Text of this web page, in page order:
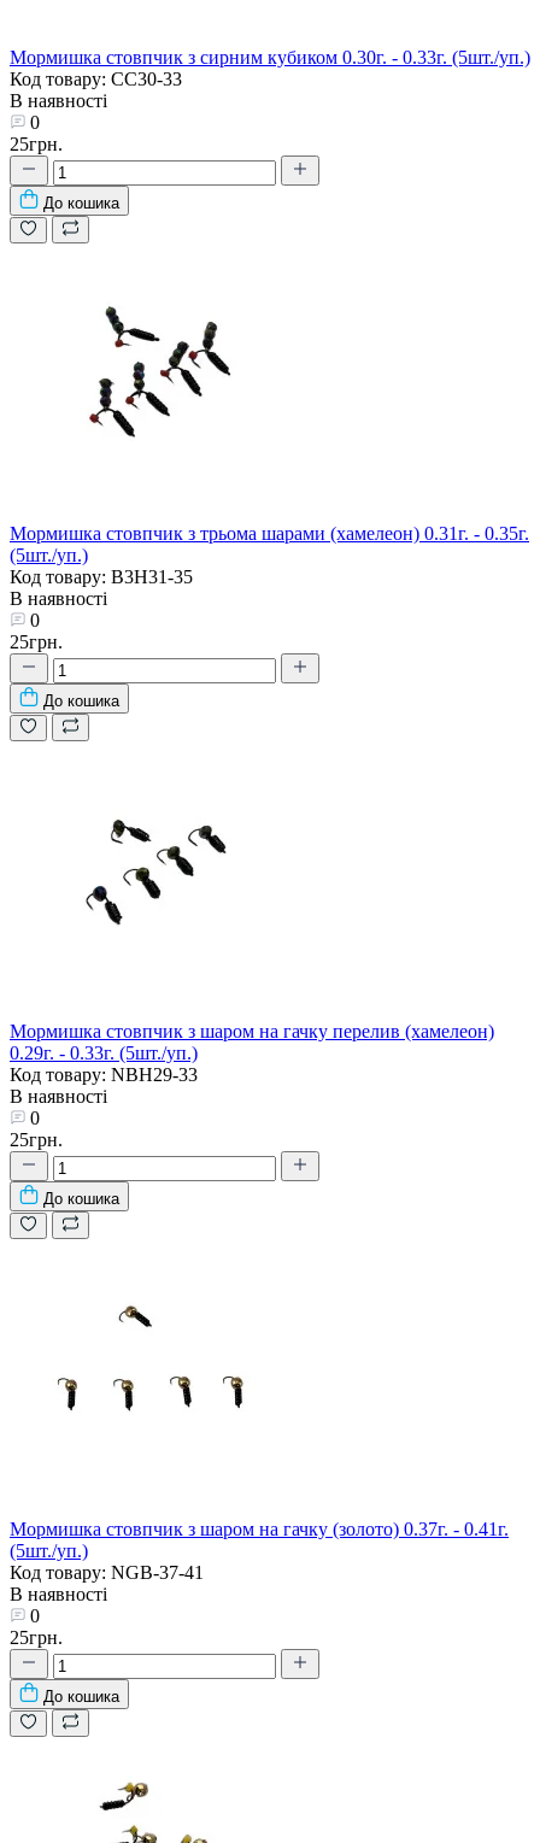
Мормишка стовпчик з сирним кубиком 0.30г. - 0.33г. (5шт./уп.)
Код товару: CC30-33
В наявності
0
25грн.
До кошика
Мормишка стовпчик з трьома шарами (хамелеон) 0.31г. - 0.35г.
(5шт./уп.)
Код товару: B3H31-35
В наявності
0
25грн.
До кошика
Мормишка стовпчик з шаром на гачку перелив (хамелеон)
0.29г. - 0.33г. (5шт./уп.)
Код товару: NBH29-33
В наявності
0
25грн.
До кошика
Мормишка стовпчик з шаром на гачку (золото) 0.37г. - 0.41г.
(5шт./уп.)
Код товару: NGB-37-41
В наявності
0
25грн.
До кошика